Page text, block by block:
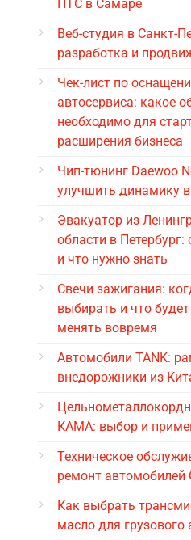
ПТС в Самаре
Веб-студия в Санкт-
разработка и
Чек-лист по
автосервиса: какое
необходимо для
расширения бизнеса
Чип-тюнинг Daewoo
улучшить динамику
Эвакуатор из
области в Петербург:
и что нужно знать
Свечи зажигания:
выбирать и что
менять вовремя
Автомобили TANK:
внедорожники из
КАМА: выбор и
Техническое
ремонт автомобилей
Как выбрать
масло для грузового